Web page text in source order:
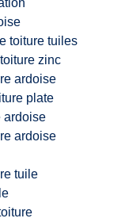
toiture tuiles
zinc
ardoise
plate
ardoise
ardoise
tuile